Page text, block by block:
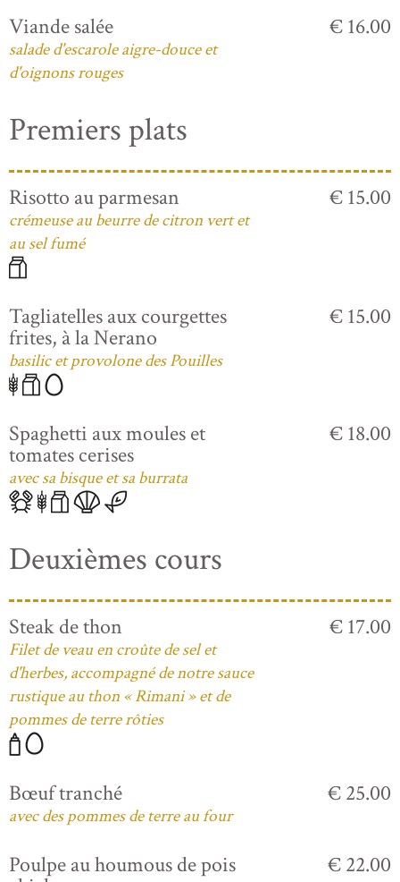
Viande salée
salade d'escarole aigre-douce et
d'oignons rouges
€ 16.00
Premiers plats
Risotto au parmesan
crémeuse au beurre de citron vert et
au sel fumé
€ 15.00
Tagliatelles aux courgettes
frites, à la Nerano
basilic et provolone des Pouilles
€ 15.00
Spaghetti aux moules et
tomates cerises
avec sa bisque et sa burrata
€ 18.00
Deuxièmes cours
Steak de thon
Filet de veau en croûte de sel et
d'herbes, accompagné de notre sauce
rustique au thon « Rimani » et de
pommes de terre rôties
€ 17.00
Bœuf tranché
avec des pommes de terre au four
€ 25.00
Poulpe au houmous de pois € 22.00